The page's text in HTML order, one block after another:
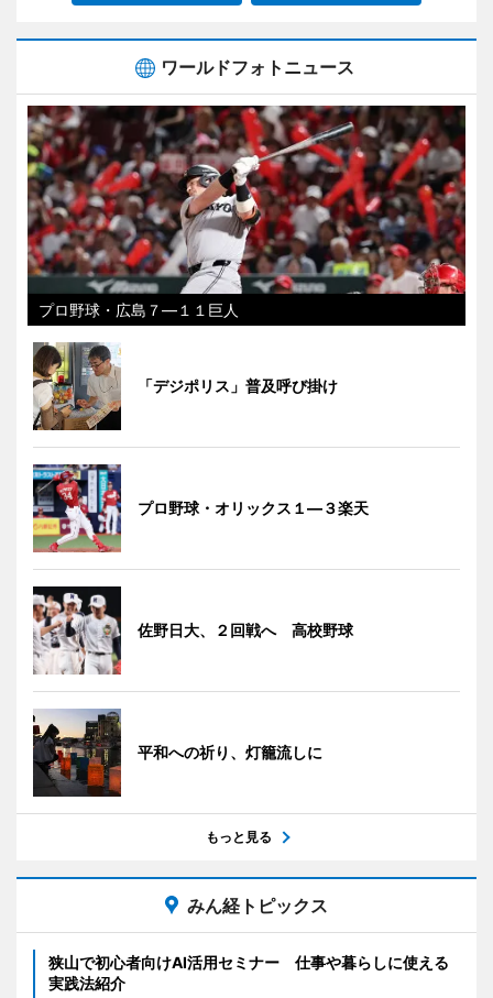
ワールドフォトニュース
プロ野球・広島７―１１巨人
「デジポリス」普及呼び掛け
プロ野球・オリックス１―３楽天
佐野日大、２回戦へ 高校野球
平和への祈り、灯籠流しに
もっと見る
みん経トピックス
狭山で初心者向けAI活用セミナー 仕事や暮らしに使える
実践法紹介